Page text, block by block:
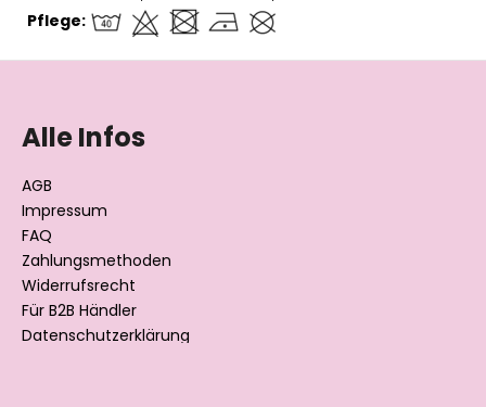
Pflege:
F
Alle Infos
AGB
Impressum
FAQ
Zahlungsmethoden
Widerrufsrecht
Für B2B Händler
Datenschutzerklärung